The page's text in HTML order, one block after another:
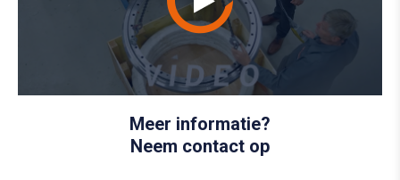
Meer informatie?
Neem contact op